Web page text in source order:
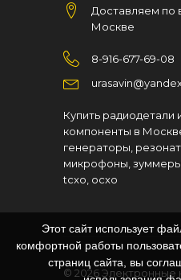
Доставляем по
Москве
8-916-677-69-08
Купить радиодетали
компоненты в
генераторы,
микрофоны,
tcxo, ocxo
© 2026Электронные
Этот сайт использует
комфортной работы
страниц сайта, вы